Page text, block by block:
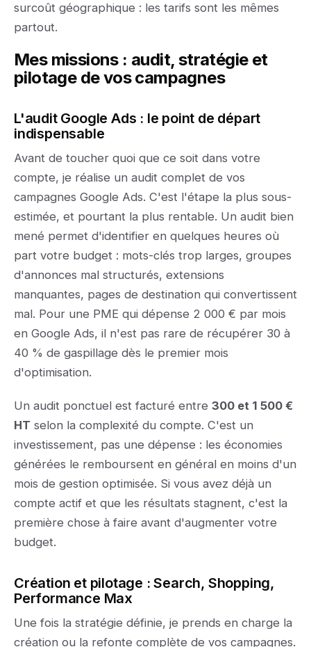
surcoût géographique : les tarifs sont les mêmes
partout.
Mes missions : audit, stratégie et
pilotage de vos campagnes
L'audit Google Ads : le point de départ
indispensable
Avant de toucher quoi que ce soit dans votre
compte, je réalise un audit complet de vos
campagnes Google Ads. C'est l'étape la plus sous-
estimée, et pourtant la plus rentable. Un audit bien
mené permet d'identifier en quelques heures où
part votre budget : mots-clés trop larges, groupes
d'annonces mal structurés, extensions
manquantes, pages de destination qui convertissent
mal. Pour une PME qui dépense 2 000 € par mois
en Google Ads, il n'est pas rare de récupérer 30 à
40 % de gaspillage dès le premier mois
d'optimisation.
Un audit ponctuel est facturé entre 300 et 1 500 €
HT selon la complexité du compte. C'est un
investissement, pas une dépense : les économies
générées le remboursent en général en moins d'un
mois de gestion optimisée. Si vous avez déjà un
compte actif et que les résultats stagnent, c'est la
première chose à faire avant d'augmenter votre
budget.
Création et pilotage : Search, Shopping,
Performance Max
Une fois la stratégie définie, je prends en charge la
création ou la refonte complète de vos campagnes.